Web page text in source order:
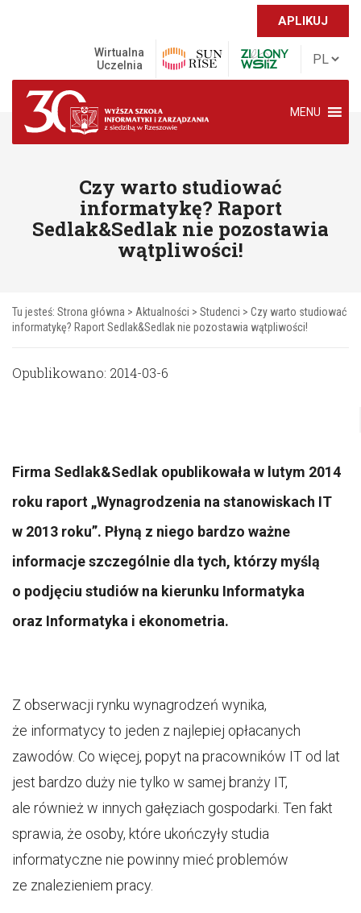
APLIKUJ
Wirtualna
Uczelnia
MENU
Czy warto studiować
informatykę? Raport
Sedlak&Sedlak nie pozostawia
wątpliwości!
Tu jesteś: Strona główna > Aktualności > Studenci > Czy warto studiować
informatykę? Raport Sedlak&Sedlak nie pozostawia wątpliwości!
Opublikowano: 2014-03-6
Firma Sedlak&Sedlak opublikowała w lutym 2014
roku raport „Wynagrodzenia na stanowiskach IT
w 2013 roku”. Płyną z niego bardzo ważne
informacje szczególnie dla tych, którzy myślą
o podjęciu studiów na kierunku Informatyka
oraz Informatyka i ekonometria.
Z obserwacji rynku wynagrodzeń wynika,
że informatycy to jeden z najlepiej opłacanych
zawodów. Co więcej, popyt na pracowników IT od lat
jest bardzo duży nie tylko w samej branży IT,
ale również w innych gałęziach gospodarki. Ten fakt
sprawia, że osoby, które ukończyły studia
informatyczne nie powinny mieć problemów
ze znalezieniem pracy.